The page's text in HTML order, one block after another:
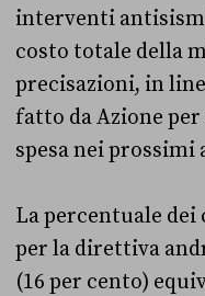
interventi
costo totale della
precisazioni, in
fatto da Azione
spesa nei
La percentuale
per la direttiva
(16 per cento)